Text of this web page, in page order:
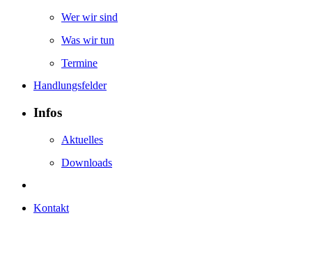
Wer wir sind
Was wir tun
Termine
Handlungsfelder
Infos
Aktuelles
Downloads
Kontakt